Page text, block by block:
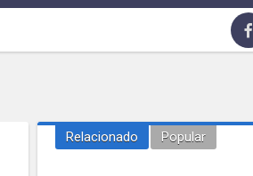
Relacionado Popular